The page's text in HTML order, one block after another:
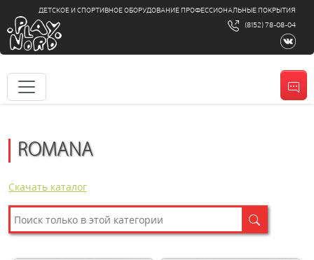
ДЕТСКОЕ И СПОРТИВНОЕ ОБОРУДОВАНИЕ ПРОФЕССИОНАЛЬНЫЕ ПОКРЫТИЯ
(8152) 78-08-04
ROMANA
Скачать каталог